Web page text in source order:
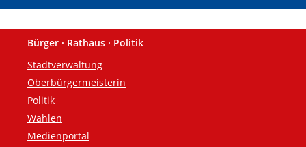
Fußzeile
Bürger · Rathaus · Politik
Stadtverwaltung
Oberbürgermeisterin
Politik
Wahlen
Medienportal